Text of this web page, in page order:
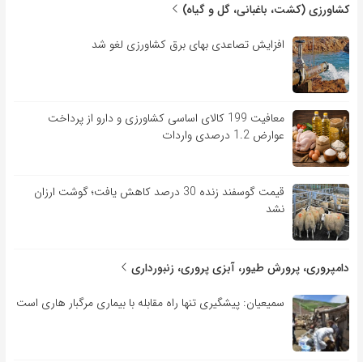
کشاورزی (کشت، باغبانی، گل و گیاه)
افزایش تصاعدی بهای برق کشاورزی لغو شد
معافیت 199 کالای اساسی کشاورزی و دارو از پرداخت
عوارض 1.2 درصدی واردات
قیمت گوسفند زنده 30 درصد کاهش یافت؛ گوشت ارزان
نشد
دامپروری، پرورش طیور، آبزی پروری، زنبورداری
سمیعیان: پیشگیری تنها راه مقابله با بیماری مرگبار هاری است